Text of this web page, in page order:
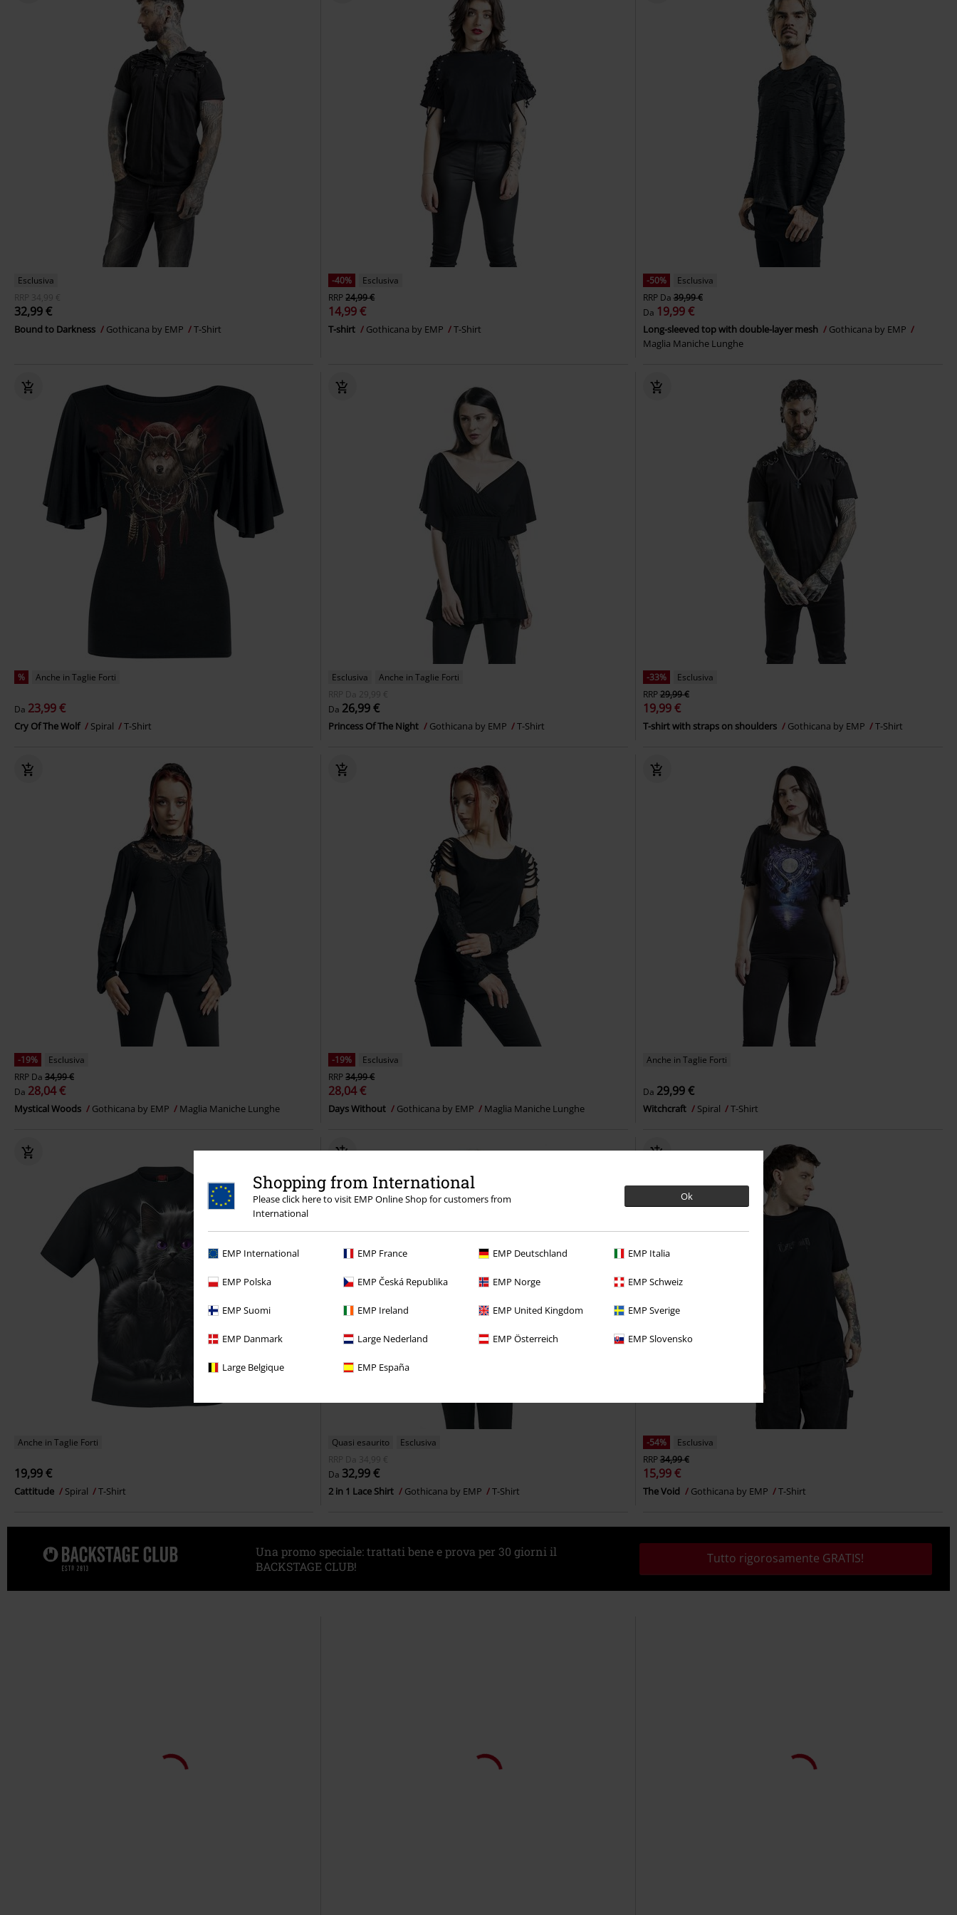
Shopping from International
Please click here to visit EMP Online Shop for customers from
International
Ok
EMP International EMP France EMP Deutschland EMP Italia
EMP Polska EMP Česká Republika EMP Norge EMP Schweiz
EMP Suomi EMP Ireland EMP United Kingdom EMP Sverige
EMP Danmark Large Nederland EMP Österreich EMP Slovensko
Large Belgique EMP España
Esclusiva
RRP
34,99 €
32,99 €
Bound to Darkness Gothicana by EMP T-Shirt
-40%
Esclusiva
RRP24,99 €
14,99 €
T-shirt Gothicana by EMP T-Shirt
-50%
Esclusiva
RRP Da 39,99 €
Da 19,99 €
Long-sleeved top with double-layer mesh
Gothicana by EMP
Maglia Maniche Lunghe
% Anche in Taglie Forti
Da 23,99 €
Cry Of The Wolf Spiral T-Shirt
Esclusiva
Anche in Taglie Forti
RRP
Da 29,99 €
Da 26,99 €
Princess Of The Night Gothicana by EMP T-Shirt
-33%
Esclusiva
RRP29,99 €
19,99 €
T-shirt with straps on shoulders Gothicana by EMP T-Shirt
-19%
Esclusiva
RRP Da 34,99 €
Da 28,04 €
Mystical Woods Gothicana by EMP Maglia Maniche Lunghe
-19%
Esclusiva
RRP34,99 €
28,04 €
Days Without Gothicana by EMP Maglia Maniche Lunghe
Anche in Taglie Forti
Da 29,99 €
Witchcraft Spiral T-Shirt
Anche in Taglie Forti
19,99 €
Cattitude Spiral T-Shirt
Quasi esaurito
Esclusiva
RRP
Da
34,99 €
Da 32,99 €
2 in 1 Lace Shirt Gothicana by EMP T-Shirt
-54%
Esclusiva
RRP34,99 €
15,99 €
The Void Gothicana by EMP T-Shirt
Una promo speciale: trattati bene e prova per 30 giorni il
BACKSTAGE CLUB!
Tutto rigorosamente GRATIS!